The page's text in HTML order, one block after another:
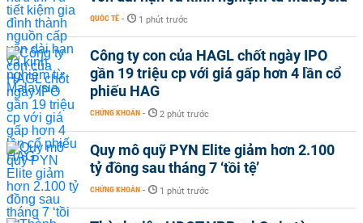
QUỐC TẾ - 1 phút trước
Công ty con của HAGL chốt ngày IPO
gần 19 triệu cp với giá gấp hơn 4 lần cổ
phiếu HAG
CHỨNG KHOÁN - 2 phút trước
Quy mô quỹ PYN Elite giảm hơn 2.100
tỷ đồng sau tháng 7 ‘tồi tệ’
CHỨNG KHOÁN - 1 phút trước